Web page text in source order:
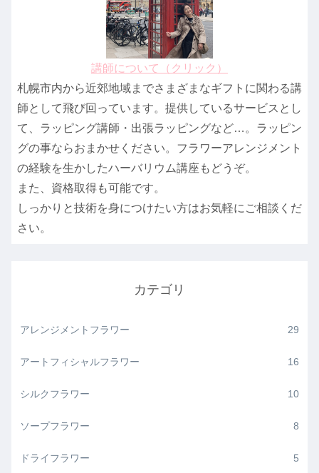
講師について（クリック）
札幌市内から近郊地域までさまざまなギフトに関わる講
師として飛び回っています。提供しているサービスとし
て、ラッピング講師・出張ラッピングなど…。ラッピン
グの事ならおまかせください。フラワーアレンジメント
の経験を生かしたハーバリウム講座もどうぞ。
また、資格取得も可能です。
しっかりと技術を身につけたい方はお気軽にご相談くだ
さい。
カテゴリ
アレンジメントフラワー 29
アートフィシャルフラワー 16
シルクフラワー 10
ソープフラワー 8
ドライフラワー 5